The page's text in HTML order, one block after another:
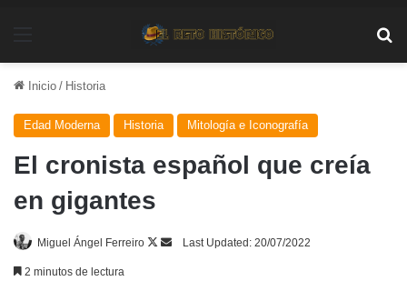
Inicio / Historia
Edad Moderna Historia Mitología e Iconografía
El cronista español que creía
en gigantes
Miguel Ángel Ferreiro
Follow
SendLast Updated: 20/07/2022
2 minutos de lectura